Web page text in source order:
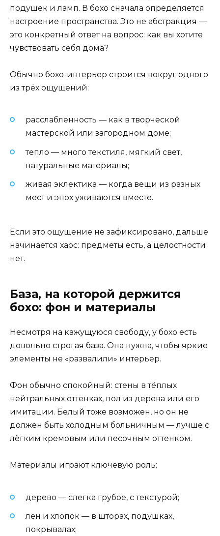
подушек и ламп. В бохо сначала определяется
настроение пространства. Это не абстракция —
это конкретный ответ на вопрос: как вы хотите
чувствовать себя дома?
Обычно бохо-интерьер строится вокруг одного
из трёх ощущений:
расслабленность — как в творческой
мастерской или загородном доме;
тепло — много текстиля, мягкий свет,
натуральные материалы;
живая эклектика — когда вещи из разных
мест и эпох уживаются вместе.
Если это ощущение не зафиксировано, дальше
начинается хаос: предметы есть, а целостности
нет.
База, на которой держится
бохо: фон и материалы
Несмотря на кажущуюся свободу, у бохо есть
довольно строгая база. Она нужна, чтобы яркие
элементы не «развалили» интерьер.
Фон обычно спокойный: стены в тёплых
нейтральных оттенках, пол из дерева или его
имитации. Белый тоже возможен, но он не
должен быть холодным больничным — лучше с
лёгким кремовым или песочным оттенком.
Материалы играют ключевую роль:
дерево — слегка грубое, с текстурой;
лен и хлопок — в шторах, подушках,
покрывалах;